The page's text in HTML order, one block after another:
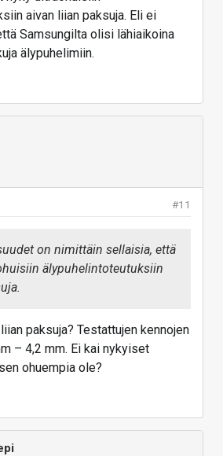
aivan liian paksuja. Eli ei
Samsungilta olisi lähiaikoina
älypuhelimiin.
#11
on nimittäin sellaisia, että
älypuhelintoteutuksiin
paksuja? Testattujen kennojen
– 4,2 mm. Ei kai nykyiset
ohuempia ole?